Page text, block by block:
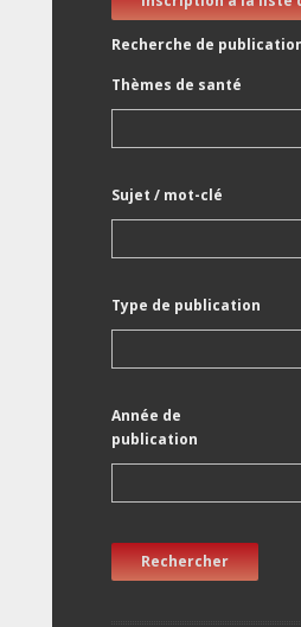
Recherche de
Thèmes de santé
Sujet / mot-clé
Type de publication
Année de
publication
Rechercher